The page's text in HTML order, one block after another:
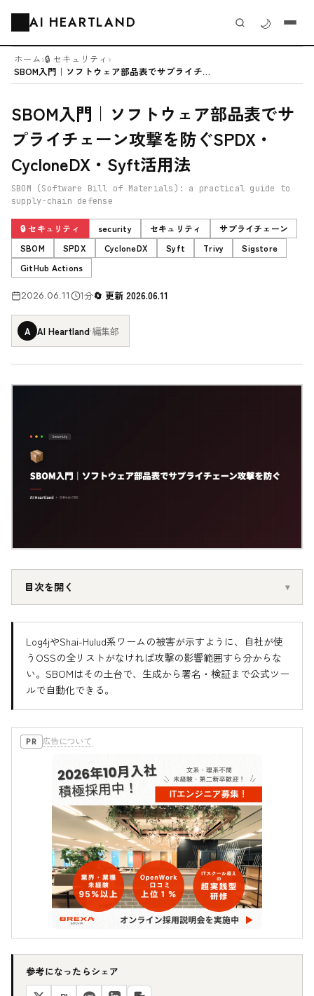
AI HEARTLAND 🌙
ホーム›🔒 セキュリティ ›
SBOM入門｜ソフトウェア部品表でサプライチェーン攻撃を防ぐSPDX・Cy...
SBOM入門｜ソフトウェア部品表でサ
プライチェーン攻撃を防ぐSPDX・
CycloneDX・Syft活用法
SBOM (Software Bill of Materials): a practical guide to
supply-chain defense
🔒 セキュリティ security セキュリティ
サプライチェーン
SBOM
SPDX CycloneDX Syft Trivy
Sigstore
GitHub Actions
2026.06.11 1分 更新 2026.06.11
A AI Heartland·編集部
目次を開く
Log4jやShai-Hulud系ワームの被害が示すように、自社が使
うOSSの全リストがなければ攻撃の影響範囲すら分からな
い。SBOMはその土台で、生成から署名・検証まで公式ツー
ルで自動化できる。
PR 広告について
参考になったらシェア